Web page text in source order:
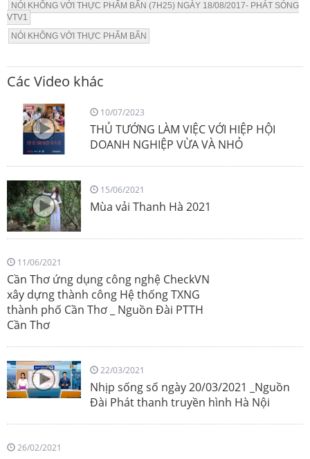
NÓI KHÔNG VỚI THỰC PHẨM BẨN (7H25) NGÀY 18/08/2017- PHÁT SÓNG
VTV1
NÓI KHÔNG VỚI THỰC PHẨM BẨN
Các Video khác
10/07/2023
THỦ TƯỚNG LÀM VIỆC VỚI HIỆP HỘI
DOANH NGHIỆP VỪA VÀ NHỎ
15/06/2021
Mùa vải Thanh Hà 2021
11/06/2021
Cần Thơ ứng dụng công nghệ CheckVN
xây dựng thành công Hệ thống TXNG
thành phố Cần Thơ _ Nguồn Đài PTTH
Cần Thơ
22/03/2021
Nhịp sống số ngày 20/03/2021 _Nguồn
Đài Phát thanh truyền hình Hà Nội
26/02/2021